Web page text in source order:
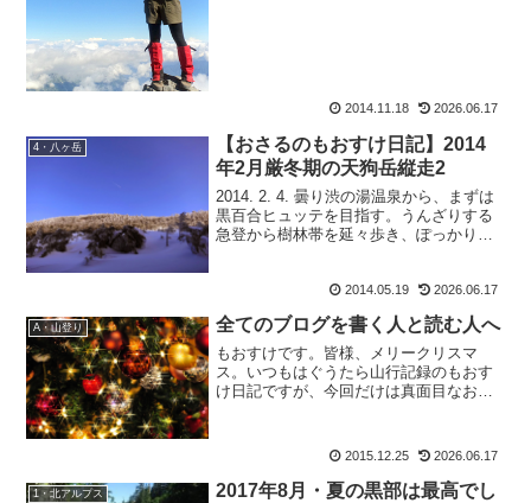
2014.11.18 2026.06.17
4・八ヶ岳
【おさるのもおすけ日記】2014
年2月厳冬期の天狗岳縦走2
2014. 2. 4. 曇り渋の湯温泉から、まずは
黒百合ヒュッテを目指す。うんざりする
急登から樹林帯を延々歩き、ぽっかりと
機雲。昼の流星。風情ある 佇まいの黒百
合ヒュッ...
2014.05.19 2026.06.17
A・山登り 全てのブログを書く人と読む人へ
もおすけです。皆様、メリークリスマ
ス。いつもはぐうたら山行記録のもおす
け日記ですが、今回だけは真面目なお
頭の片隅にずっと放置していたのですが
本日は、僭越ながら書かせて頂...
2015.12.25 2026.06.17
1・北アルプス
2017年8月・夏の黒部は最高でし